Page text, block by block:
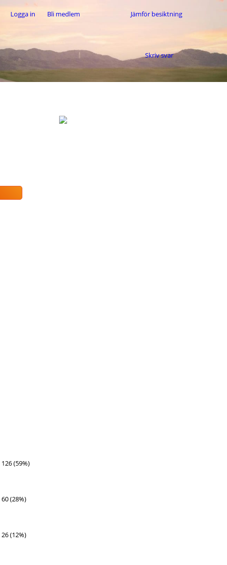
Logga in Bli medlem Jämför besiktning
Skriv svar
126(59%)
60(28%)
26(12%)